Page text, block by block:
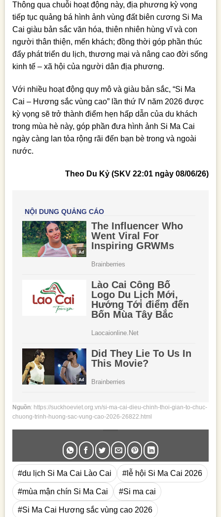
Thông qua chuỗi hoạt động này, địa phương kỳ vọng
tiếp tục quảng bá hình ảnh vùng đất biên cương Si Ma
Cai giàu bản sắc văn hóa, thiên nhiên hùng vĩ và con
người thân thiện, mến khách; đồng thời góp phần thúc
đẩy phát triển du lịch, thương mại và nâng cao đời sống
kinh tế – xã hội của người dân địa phương.
Với nhiều hoạt động quy mô và giàu bản sắc, “Si Ma
Cai – Hương sắc vùng cao” lần thứ IV năm 2026 được
kỳ vọng sẽ trở thành điểm hẹn hấp dẫn của du khách
trong mùa hè này, góp phần đưa hình ảnh Si Ma Cai
ngày càng lan tỏa rộng rãi đến bạn bè trong và ngoài
nước.
Theo Du Kỷ (SKV 22:01 ngày 08/06/26)
Nguồn: https://suckhoeviet.org.vn/si-ma-cai-dieu-chinh-thoi-gian-to-chuc-
chuong-trinh-huong-sac-vung-cao-2026-26822.html
#du lịch Si Ma Cai Lào Cai #lễ hội Si Ma Cai 2026
#mùa mận chín Si Ma Cai #Si ma cai
#Si Ma Cai Hương sắc vùng cao 2026